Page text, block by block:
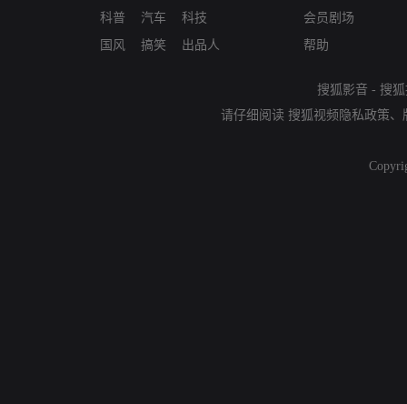
科普
国风
汽车
搞笑
科技
出品人
会员剧场
帮助
搜狐影音 - 搜
请仔细阅读 搜狐视频隐私政策、